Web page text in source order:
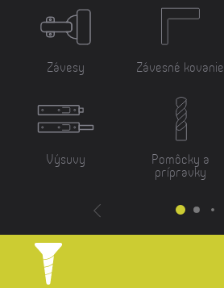
Závesy
Výsuvy
Závesné kovanie
Pomôcky a
prípravky